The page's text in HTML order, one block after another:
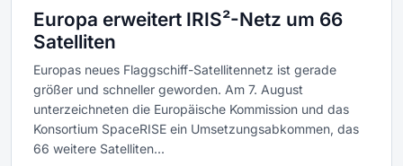
Europa erweitert IRIS²-Netz um 66
Satelliten
Europas neues Flaggschiff-Satellitennetz ist gerade
größer und schneller geworden. Am 7. August
unterzeichneten die Europäische Kommission und das
Konsortium SpaceRISE ein Umsetzungsabkommen, das
66 weitere Satelliten...